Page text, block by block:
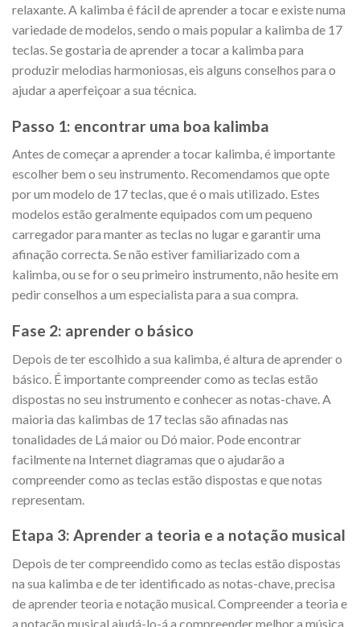
relaxante. A kalimba é fácil de aprender a tocar e existe numa
variedade de modelos, sendo o mais popular a kalimba de 17
teclas. Se gostaria de aprender a tocar a kalimba para
produzir melodias harmoniosas, eis alguns conselhos para o
ajudar a aperfeiçoar a sua técnica.
Passo 1: encontrar uma boa kalimba
Antes de começar a aprender a tocar kalimba, é importante
escolher bem o seu instrumento. Recomendamos que opte
por um modelo de 17 teclas, que é o mais utilizado. Estes
modelos estão geralmente equipados com um pequeno
carregador para manter as teclas no lugar e garantir uma
afinação correcta. Se não estiver familiarizado com a
kalimba, ou se for o seu primeiro instrumento, não hesite em
pedir conselhos a um especialista para a sua compra.
Fase 2: aprender o básico
Depois de ter escolhido a sua kalimba, é altura de aprender o
básico. É importante compreender como as teclas estão
dispostas no seu instrumento e conhecer as notas-chave. A
maioria das kalimbas de 17 teclas são afinadas nas
tonalidades de Lá maior ou Dó maior. Pode encontrar
facilmente na Internet diagramas que o ajudarão a
compreender como as teclas estão dispostas e que notas
representam.
Etapa 3: Aprender a teoria e a notação musical
Depois de ter compreendido como as teclas estão dispostas
na sua kalimba e de ter identificado as notas-chave, precisa
de aprender teoria e notação musical. Compreender a teoria e
a notação musical ajudá-lo-á a compreender melhor a música